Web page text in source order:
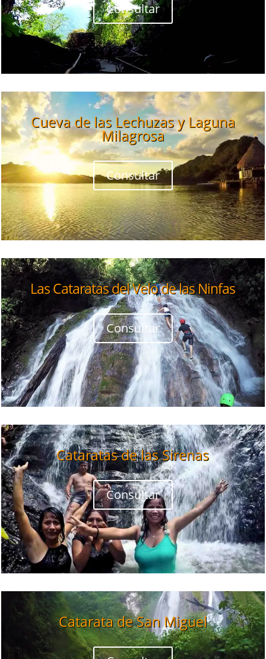
Consultar
Cueva de las Lechuzas y Laguna
Milagrosa
Consultar
Las Cataratas del Velo de las Ninfas
Consultar
Cataratas de las Sirenas
Consultar
Catarata de San Miguel